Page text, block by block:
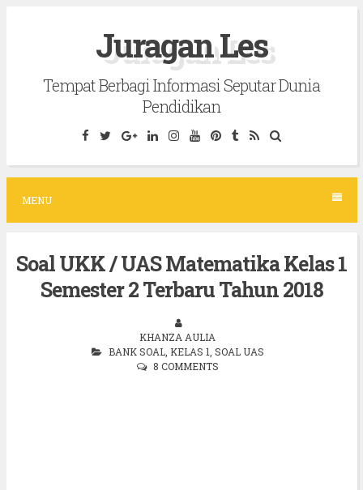
c
Juragan Les
Tempat Berbagi Informasi Seputar Dunia
Pendidikan
MENU
Soal UKK / UAS Matematika Kelas 1
Semester 2 Terbaru Tahun 2018
KHANZA AULIA
BANK SOAL, KELAS 1 SOAL UAS
8 COMMENTS